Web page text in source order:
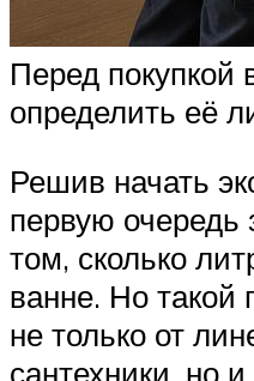
Перед покупкой
определить её
Решив начать
первую очередь
том, сколько
ванне. Но такой
не только от
сантехники, но